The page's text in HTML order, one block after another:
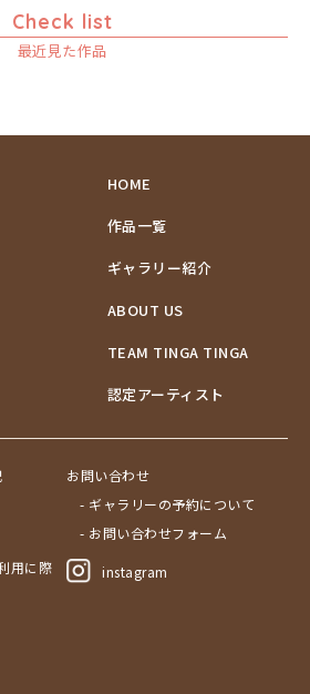
Check list
最近見た作品
HOME
作品一覧
ギャラリー紹介
ABOUT US
TEAM TINGA TINGA
認定アーティスト
用に際
お問い合わせ
- ギャラリーの予約について
- お問い合わせフォーム
instagram